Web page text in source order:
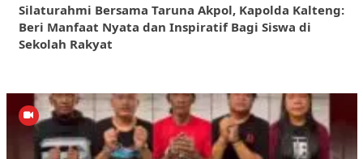
Silaturahmi Bersama Taruna Akpol, Kapolda Kalteng:
Beri Manfaat Nyata dan Inspiratif Bagi Siswa di
Sekolah Rakyat